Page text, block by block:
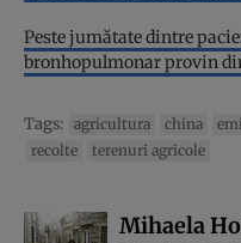
Peste jumătate dintre
bronhopulmonar provin
Tags: agricultura china
recolte
terenuri agricole
Mihaela